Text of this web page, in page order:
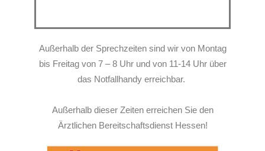
Außerhalb der Sprechzeiten sind wir von Montag
bis Freitag von 7 – 8 Uhr und von 11-14 Uhr über
das Notfallhandy erreichbar.
Außerhalb dieser Zeiten erreichen Sie den
Ärztlichen Bereitschaftsdienst Hessen!